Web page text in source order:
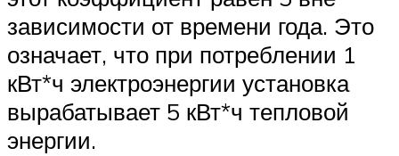
зависимости от времени года. Это
означает, что при потреблении 1
кВт*ч электроэнергии установка
вырабатывает 5 кВт*ч тепловой
энергии.